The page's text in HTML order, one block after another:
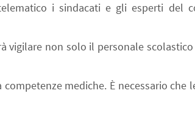
i sindacati e gli esperti del
non solo il personale
mediche. È necessario